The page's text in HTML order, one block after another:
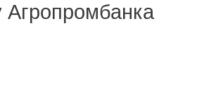
Агропромбанка